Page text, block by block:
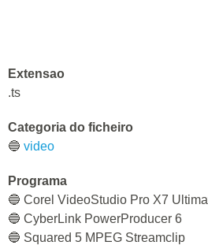
Extensao
.ts
Categoria do ficheiro
🔵 video
Programa
🔵 Corel VideoStudio Pro X7
🔵 CyberLink PowerProducer 6
🔵 Squared 5 MPEG Streamclip